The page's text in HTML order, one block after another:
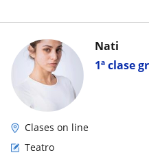
1ª clase
Nati
Clases on line
Teatro